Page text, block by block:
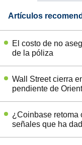
Artículos
El costo de no
de la póliza
Wall Street cierra
pendiente de
¿Coinbase retoma
señales que ha